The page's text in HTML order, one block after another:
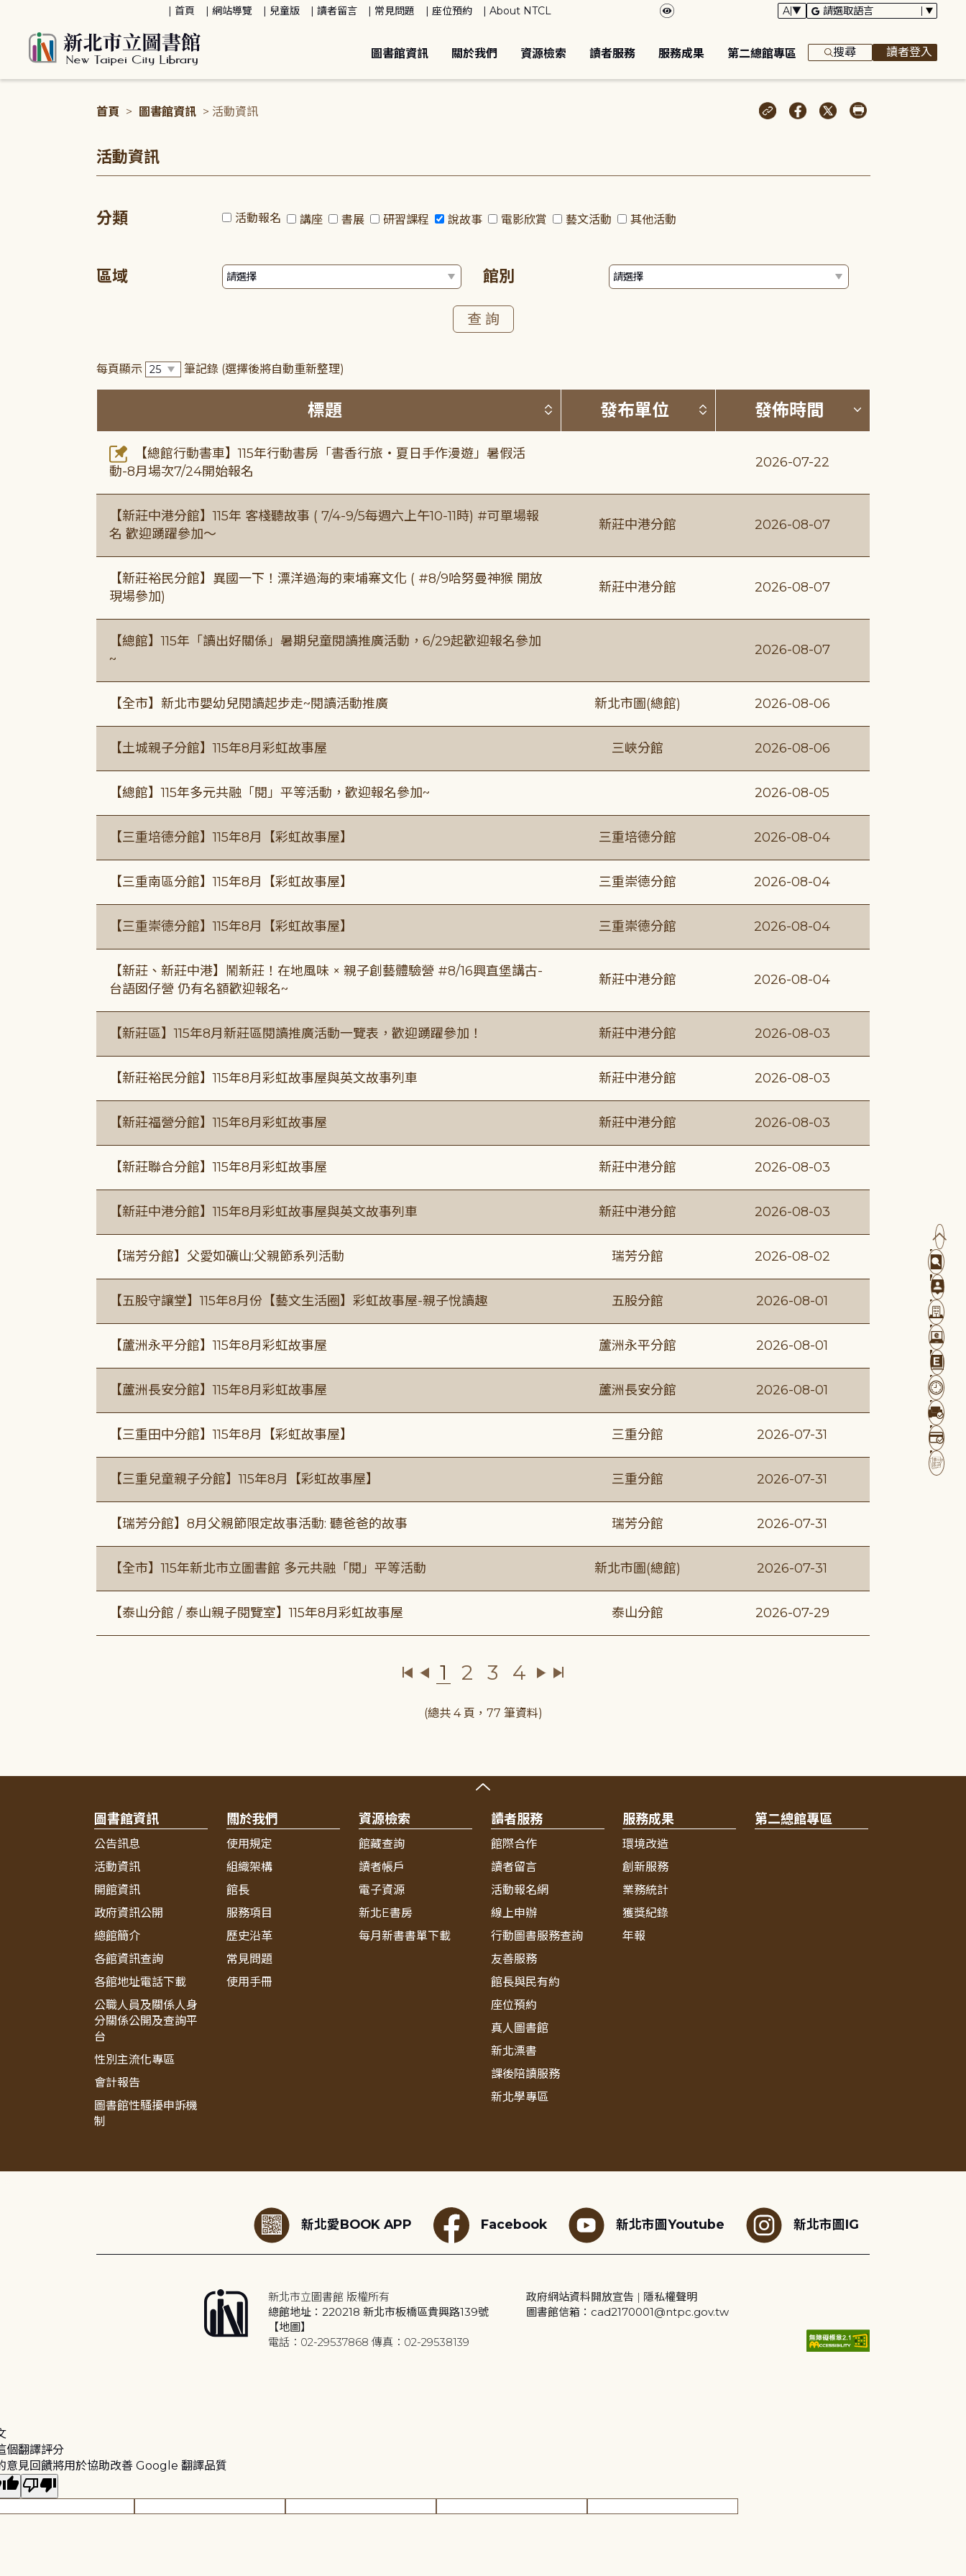
首頁 網站導覽 兒童版 讀者留言 常見問題 座位預約 About NTCL
圖書館資訊 關於我們 資源檢索 讀者服務 服務成果 第二總館專區 搜尋 讀者登入
首頁 > 圖書館資訊 > 活動資訊
活動資訊
分類 活動報名 講座 書展 研習課程 說故事 電影欣賞 藝文活動 其他活動
區域 館別
每頁顯示 筆記錄 (選擇後將自動重新整理)
標題 按標題排序 (升降冪)
發布單位 按發布單位排序 (升降冪)
發佈時間 按發佈時間
【總館行動書車】115年行動書房「書香行旅・夏日手作漫遊」暑假活
動-8月場次7/24開始報名
2026-07-22
【新莊中港分館】115年 客棧聽故事 ( 7/4-9/5每週六上午10-11時) #可單場報
名 歡迎踴躍參加～
新莊中港分館 2026-08-07
【新莊裕民分館】異國一下！漂洋過海的柬埔寨文化 ( #8/9哈努曼神猴 開放
現場參加)
新莊中港分館 2026-08-07
【總館】115年「讀出好關係」暑期兒童閱讀推廣活動，6/29起歡迎報名參加
~
2026-08-07
【全市】新北市嬰幼兒閱讀起步走~閱讀活動推廣 新北市圖(總館) 2026-08-06
【土城親子分館】115年8月彩虹故事屋 三峽分館 2026-08-06
【總館】115年多元共融「閱」平等活動，歡迎報名參加~ 2026-08-05
【三重培德分館】115年8月【彩虹故事屋】 三重培德分館 2026-08-04
【三重南區分館】115年8月【彩虹故事屋】 三重崇德分館 2026-08-04
【三重崇德分館】115年8月【彩虹故事屋】 三重崇德分館 2026-08-04
【新莊、新莊中港】鬧新莊！在地風味 × 親子創藝體驗營 #8/16興直堡講古-
台語囡仔營 仍有名額歡迎報名~
新莊中港分館 2026-08-04
【新莊區】115年8月新莊區閱讀推廣活動一覽表，歡迎踴躍參加！ 新莊中港分館 2026-08-03
【新莊裕民分館】115年8月彩虹故事屋與英文故事列車 新莊中港分館 2026-08-03
【新莊福營分館】115年8月彩虹故事屋 新莊中港分館 2026-08-03
【新莊聯合分館】115年8月彩虹故事屋 新莊中港分館 2026-08-03
【新莊中港分館】115年8月彩虹故事屋與英文故事列車 新莊中港分館 2026-08-03
【瑞芳分館】父愛如礦山:父親節系列活動 瑞芳分館 2026-08-02
【五股守讓堂】115年8月份【藝文生活圈】彩虹故事屋-親子悅讀趣 五股分館 2026-08-01
【蘆洲永平分館】115年8月彩虹故事屋 蘆洲永平分館 2026-08-01
【蘆洲長安分館】115年8月彩虹故事屋 蘆洲長安分館 2026-08-01
【三重田中分館】115年8月【彩虹故事屋】 三重分館 2026-07-31
【三重兒童親子分館】115年8月【彩虹故事屋】 三重分館 2026-07-31
【瑞芳分館】8月父親節限定故事活動: 聽爸爸的故事 瑞芳分館 2026-07-31
【全市】115年新北市立圖書館 多元共融「閱」平等活動 新北市圖(總館) 2026-07-31
【泰山分館 / 泰山親子閱覽室】115年8月彩虹故事屋 泰山分館 2026-07-29
1 2 3 4
(總共 4 頁，77 筆資料)
圖書館資訊
公告訊息
活動資訊
開館資訊
政府資訊公開
總館簡介
各館資訊查詢
各館地址電話下載
公職人員及關係人身
分關係公開及查詢平
台
性別主流化專區
會計報告
圖書館性騷擾申訴機
制
關於我們
使用規定
組織架構
館長
服務項目
歷史沿革
常見問題
使用手冊
資源檢索
館藏查詢
讀者帳戶
電子資源
新北E書房
每月新書書單下載
讀者服務
館際合作
讀者留言
活動報名網
線上申辦
行動圖書服務查詢
友善服務
館長與民有約
座位預約
真人圖書館
新北漂書
課後陪讀服務
新北學專區
服務成果
環境改造
創新服務
業務統計
獲獎紀錄
年報
第二總館專區
新北愛BOOK APP Facebook 新北市圖Youtube 新北市圖IG
新北市立圖書館 版權所有
總館地址：220218 新北市板橋區貴興路139號
【地圖】
電話：02-29537868 傳真：02-29538139
政府網站資料開放宣告 | 隱私權聲明
圖書館信箱：cad2170001@ntpc.gov.tw
個翻譯評分
意見回饋將用於協助改善 Google 翻譯品質